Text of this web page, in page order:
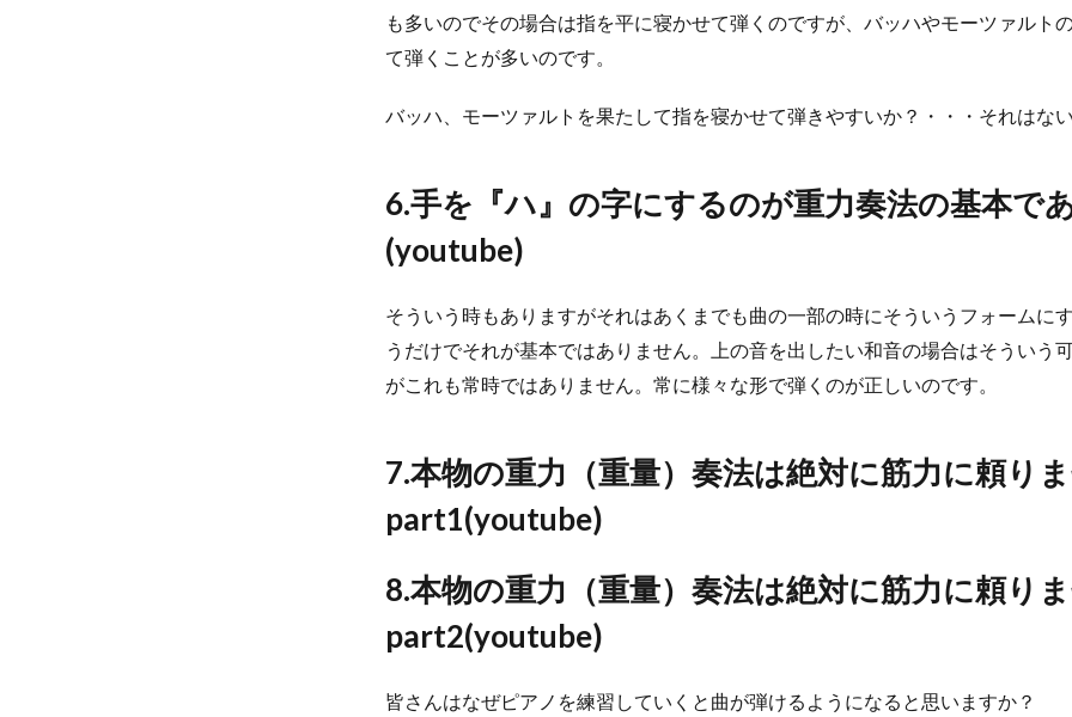
も多いのでその場合は指を平に寝かせて弾くのですが、バッハやモーツァルト
て弾くことが多いのです。
バッハ、モーツァルトを果たして指を寝かせて弾きやすいか？・・・それはない
6.手を『ハ』の字にするのが重力奏法の基本であ
(youtube)
そういう時もありますがそれはあくまでも曲の一部の時にそういうフォームに
うだけでそれが基本ではありません。上の音を出したい和音の場合はそういう
がこれも常時ではありません。常に様々な形で弾くのが正しいのです。
7.本物の重力（重量）奏法は絶対に筋力に頼り
part1(youtube)
8.本物の重力（重量）奏法は絶対に筋力に頼り
part2(youtube)
皆さんはなぜピアノを練習していくと曲が弾けるようになると思いますか？